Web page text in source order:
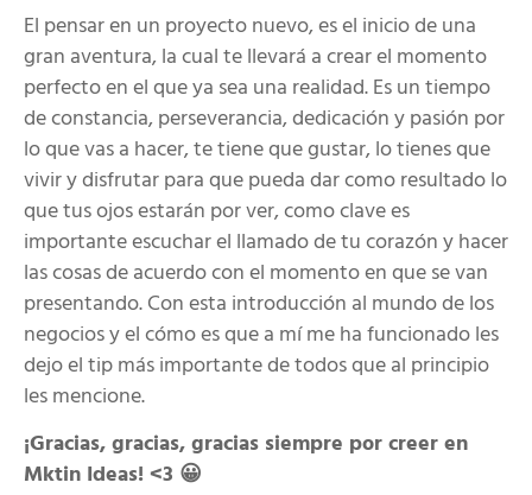
El pensar en un proyecto nuevo, es el inicio de una
gran aventura, la cual te llevará a crear el momento
perfecto en el que ya sea una realidad. Es un tiempo
de constancia, perseverancia, dedicación y pasión por
lo que vas a hacer, te tiene que gustar, lo tienes que
vivir y disfrutar para que pueda dar como resultado lo
que tus ojos estarán por ver, como clave es
importante escuchar el llamado de tu corazón y hacer
las cosas de acuerdo con el momento en que se van
presentando. Con esta introducción al mundo de los
negocios y el cómo es que a mí me ha funcionado les
dejo el tip más importante de todos que al principio
les mencione.
¡Gracias, gracias, gracias siempre por creer en
Mktin Ideas! <3 😀